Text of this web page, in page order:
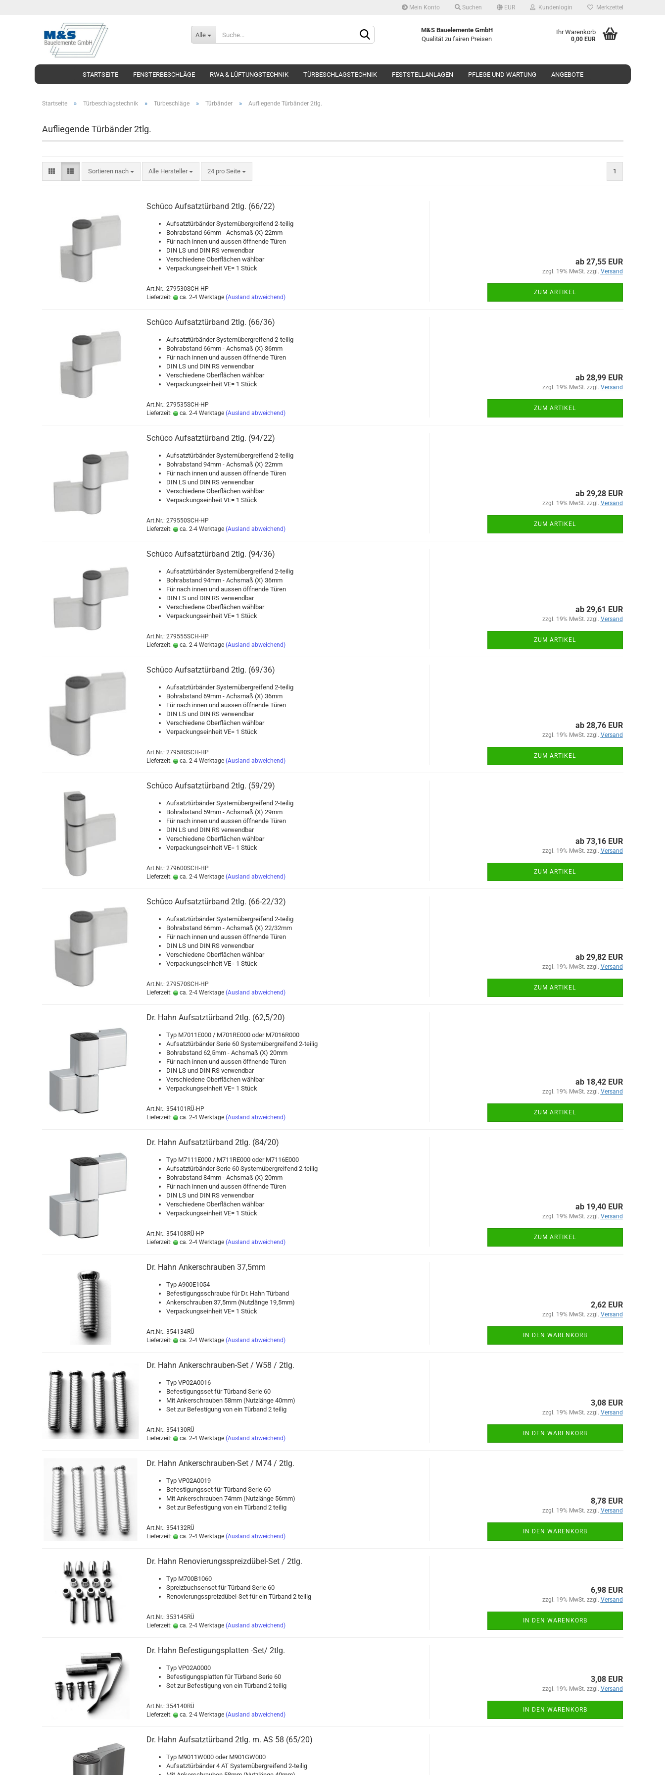
Mein Konto Suchen EUR
Währung auswählen
Lieferland
Kundenlogin
Konto erstellen
Passwort vergessen?
Merkzettel
Alle
M&S Bauelemente GmbH
Qualität zu fairen Preisen
Ihr Warenkorb
0,00 EUR
STARTSEITE FENSTERBESCHLÄGE RWA & LÜFTUNGSTECHNIK TÜRBESCHLAGSTECHNIK FESTSTELLANLAGEN PFLEGE UND WARTUNG ANGEBOTE
Startseite » Türbeschlagstechnik » Türbeschläge » Türbänder » Aufliegende Türbänder 2tlg.
Aufliegende Türbänder 2tlg.
Sortieren nach Alle Hersteller 24 pro Seite 1
Schü­co Auf­satz­tür­band 2tlg. (66/22)
Auf­satz­tür­bän­der Sys­tem­über­grei­fend 2-​teilig
Bohr­ab­stand 66mm - Achs­maß (X) 22mm
Für nach innen und aus­sen öff­nen­de Türen
DIN LS und DIN RS ver­wend­bar
Ver­schie­de­ne Ober­flä­chen wähl­bar
Ver­pa­ckungs­ein­heit VE= 1 Stück
Art.Nr.: 279530SCH-HP
Lieferzeit:
ca. 2-4 Werktage (Ausland abweichend)
ab 27,55 EUR
zzgl. 19% MwSt. zzgl. Versand
ZUM ARTIKEL
Schü­co Auf­satz­tür­band 2tlg. (66/36)
Auf­satz­tür­bän­der Sys­tem­über­grei­fend 2-​teilig
Bohr­ab­stand 66mm - Achs­maß (X) 36mm
Für nach innen und aus­sen öff­nen­de Türen
DIN LS und DIN RS ver­wend­bar
Ver­schie­de­ne Ober­flä­chen wähl­bar
Ver­pa­ckungs­ein­heit VE= 1 Stück
Art.Nr.: 279535SCH-HP
Lieferzeit:
ca. 2-4 Werktage (Ausland abweichend)
ab 28,99 EUR
zzgl. 19% MwSt. zzgl. Versand
ZUM ARTIKEL
Schü­co Auf­satz­tür­band 2tlg. (94/22)
Auf­satz­tür­bän­der Sys­tem­über­grei­fend 2-​teilig
Bohr­ab­stand 94mm - Achs­maß (X) 22mm
Für nach innen und aus­sen öff­nen­de Türen
DIN LS und DIN RS ver­wend­bar
Ver­schie­de­ne Ober­flä­chen wähl­bar
Ver­pa­ckungs­ein­heit VE= 1 Stück
Art.Nr.: 279550SCH-HP
Lieferzeit:
ca. 2-4 Werktage (Ausland abweichend)
ab 29,28 EUR
zzgl. 19% MwSt. zzgl. Versand
ZUM ARTIKEL
Schü­co Auf­satz­tür­band 2tlg. (94/36)
Auf­satz­tür­bän­der Sys­tem­über­grei­fend 2-​teilig
Bohr­ab­stand 94mm - Achs­maß (X) 36mm
Für nach innen und aus­sen öff­nen­de Türen
DIN LS und DIN RS ver­wend­bar
Ver­schie­de­ne Ober­flä­chen wähl­bar
Ver­pa­ckungs­ein­heit VE= 1 Stück
Art.Nr.: 279555SCH-HP
Lieferzeit:
ca. 2-4 Werktage (Ausland abweichend)
ab 29,61 EUR
zzgl. 19% MwSt. zzgl. Versand
ZUM ARTIKEL
Schü­co Auf­satz­tür­band 2tlg. (69/36)
Auf­satz­tür­bän­der Sys­tem­über­grei­fend 2-​teilig
Bohr­ab­stand 69mm - Achs­maß (X) 36mm
Für nach innen und aus­sen öff­nen­de Türen
DIN LS und DIN RS ver­wend­bar
Ver­schie­de­ne Ober­flä­chen wähl­bar
Ver­pa­ckungs­ein­heit VE= 1 Stück
Art.Nr.: 279580SCH-HP
Lieferzeit:
ca. 2-4 Werktage (Ausland abweichend)
ab 28,76 EUR
zzgl. 19% MwSt. zzgl. Versand
ZUM ARTIKEL
Schü­co Auf­satz­tür­band 2tlg. (59/29)
Auf­satz­tür­bän­der Sys­tem­über­grei­fend 2-​teilig
Bohr­ab­stand 59mm - Achs­maß (X) 29mm
Für nach innen und aus­sen öff­nen­de Türen
DIN LS und DIN RS ver­wend­bar
Ver­schie­de­ne Ober­flä­chen wähl­bar
Ver­pa­ckungs­ein­heit VE= 1 Stück
Art.Nr.: 279600SCH-HP
Lieferzeit:
ca. 2-4 Werktage (Ausland abweichend)
ab 73,16 EUR
zzgl. 19% MwSt. zzgl. Versand
ZUM ARTIKEL
Schü­co Auf­satz­tür­band 2tlg. (66-22/32)
Auf­satz­tür­bän­der Sys­tem­über­grei­fend 2-​teilig
Bohr­ab­stand 66mm - Achs­maß (X) 22/32mm
Für nach innen und aus­sen öff­nen­de Türen
DIN LS und DIN RS ver­wend­bar
Ver­schie­de­ne Ober­flä­chen wähl­bar
Ver­pa­ckungs­ein­heit VE= 1 Stück
Art.Nr.: 279570SCH-HP
Lieferzeit:
ca. 2-4 Werktage (Ausland abweichend)
ab 29,82 EUR
zzgl. 19% MwSt. zzgl. Versand
ZUM ARTIKEL
Dr. Hahn Auf­satz­tür­band 2tlg. (62,5/20)
Typ M7011E000 / M701RE000 oder M7016R000
Auf­satz­tür­bän­der Serie 60 Sys­tem­über­grei­fend 2-​teilig
Bohr­ab­stand 62,5mm - Achs­maß (X) 20mm
Für nach innen und aus­sen öff­nen­de Türen
DIN LS und DIN RS ver­wend­bar
Ver­schie­de­ne Ober­flä­chen wähl­bar
Ver­pa­ckungs­ein­heit VE= 1 Stück
Art.Nr.: 354101RÜ-HP
Lieferzeit:
ca. 2-4 Werktage (Ausland abweichend)
ab 18,42 EUR
zzgl. 19% MwSt. zzgl. Versand
ZUM ARTIKEL
Dr. Hahn Auf­satz­tür­band 2tlg. (84/20)
Typ M7111E000 / M711RE000 oder M7116E000
Auf­satz­tür­bän­der Serie 60 Sys­tem­über­grei­fend 2-​teilig
Bohr­ab­stand 84mm - Achs­maß (X) 20mm
Für nach innen und aus­sen öff­nen­de Türen
DIN LS und DIN RS ver­wend­bar
Ver­schie­de­ne Ober­flä­chen wähl­bar
Ver­pa­ckungs­ein­heit VE= 1 Stück
Art.Nr.: 354108RÜ-HP
Lieferzeit:
ca. 2-4 Werktage (Ausland abweichend)
ab 19,40 EUR
zzgl. 19% MwSt. zzgl. Versand
ZUM ARTIKEL
Dr. Hahn An­ker­schrau­ben 37,5mm
Typ A900E1054
Be­fes­ti­gungs­schrau­be für Dr. Hahn Tür­band
An­ker­schrau­ben 37,5mm (Nutz­län­ge 19,5mm)
Ver­pa­ckungs­ein­heit VE= 1 Stück
Art.Nr.: 354134RÜ
Lieferzeit:
ca. 2-4 Werktage (Ausland abweichend)
2,62 EUR
zzgl. 19% MwSt. zzgl. Versand
IN DEN WARENKORB
Dr. Hahn Ankerschrauben-​​Set / W58 / 2tlg.
Typ VP02A0016
Be­fes­ti­gungs­set für Tür­band Serie 60
Mit An­ker­schrau­ben 58mm (Nutz­län­ge 40mm)
Set zur Be­fes­ti­gung von ein Tür­band 2 tei­lig
Art.Nr.: 354130RÜ
Lieferzeit:
ca. 2-4 Werktage (Ausland abweichend)
3,08 EUR
zzgl. 19% MwSt. zzgl. Versand
IN DEN WARENKORB
Dr. Hahn Ankerschrauben-​​Set / M74 / 2tlg.
Typ VP02A0019
Be­fes­ti­gungs­set für Tür­band Serie 60
Mit An­ker­schrau­ben 74mm (Nutz­län­ge 56mm)
Set zur Be­fes­ti­gung von ein Tür­band 2 tei­lig
Art.Nr.: 354132RÜ
Lieferzeit:
ca. 2-4 Werktage (Ausland abweichend)
8,78 EUR
zzgl. 19% MwSt. zzgl. Versand
IN DEN WARENKORB
Dr. Hahn Renovierungsspreizdübel-​​Set / 2tlg.
Typ M700B1060
Spreiz­buch­sen­set für Tür­band Serie 60
Renovierungsspreizdübel-​Set für ein Tür­band 2 tei­lig
Art.Nr.: 353145RÜ
Lieferzeit:
ca. 2-4 Werktage (Ausland abweichend)
6,98 EUR
zzgl. 19% MwSt. zzgl. Versand
IN DEN WARENKORB
Dr. Hahn Be­fes­ti­gungs­plat­ten -Set/ 2tlg.
Typ VP02A0000
Be­fes­ti­gungs­plat­ten für Tür­band Serie 60
Set zur Be­fes­ti­gung von ein Tür­band 2 tei­lig
Art.Nr.: 354140RÜ
Lieferzeit:
ca. 2-4 Werktage (Ausland abweichend)
3,08 EUR
zzgl. 19% MwSt. zzgl. Versand
IN DEN WARENKORB
Dr. Hahn Auf­satz­tür­band 2tlg. m. AS 58 (65/20)
Typ M9011W000 oder M901GW000
Auf­satz­tür­bän­der 4 AT Sys­tem­über­grei­fend 2-​teilig